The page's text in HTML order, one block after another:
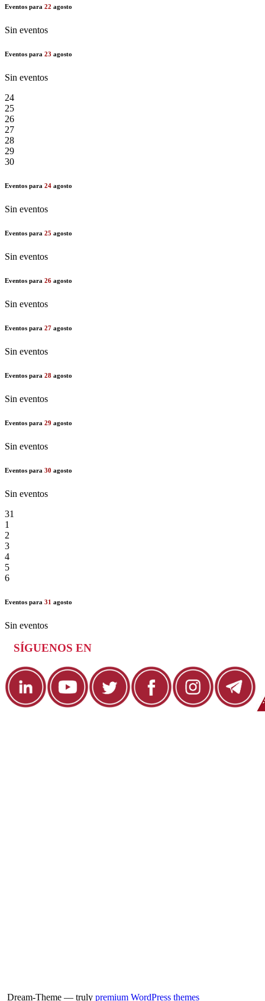
Eventos para 22 agosto
Sin eventos
Eventos para 23 agosto
Sin eventos
24
25
26
27
28
29
30
Eventos para 24 agosto
Sin eventos
Eventos para 25 agosto
Sin eventos
Eventos para 26 agosto
Sin eventos
Eventos para 27 agosto
Sin eventos
Eventos para 28 agosto
Sin eventos
Eventos para 29 agosto
Sin eventos
Eventos para 30 agosto
Sin eventos
31
1
2
3
4
5
6
Eventos para 31 agosto
Sin eventos
SÍGUENOS EN
Dream-Theme — truly premium WordPress themes